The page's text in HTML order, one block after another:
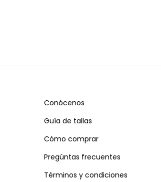
Conócenos
Guía de tallas
Cómo comprar
Pregúntas frecuentes
Términos y condiciones